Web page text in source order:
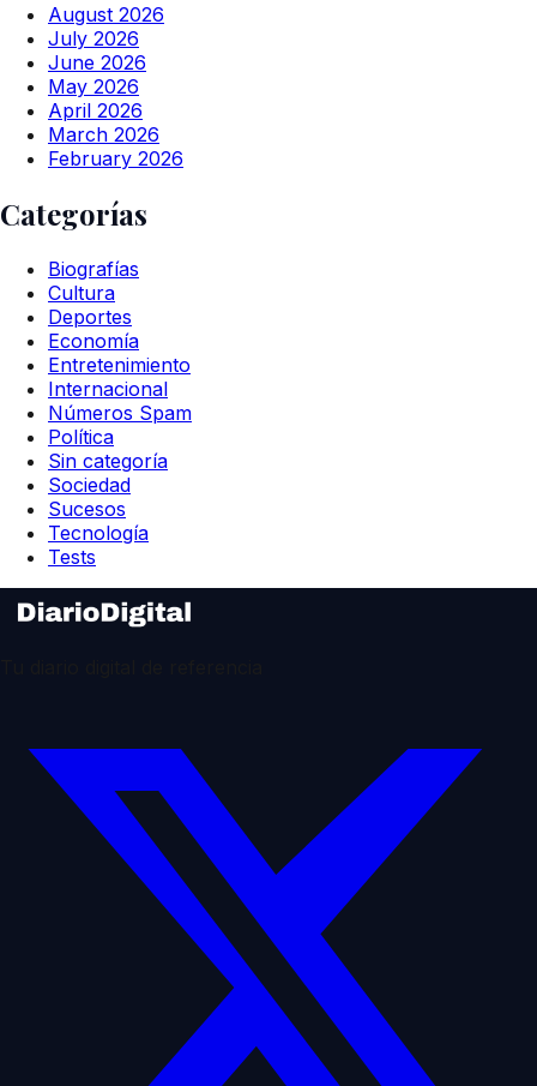
August 2026
July 2026
June 2026
May 2026
April 2026
March 2026
February 2026
Categorías
Biografías
Cultura
Deportes
Economía
Entretenimiento
Internacional
Números Spam
Política
Sin categoría
Sociedad
Sucesos
Tecnología
Tests